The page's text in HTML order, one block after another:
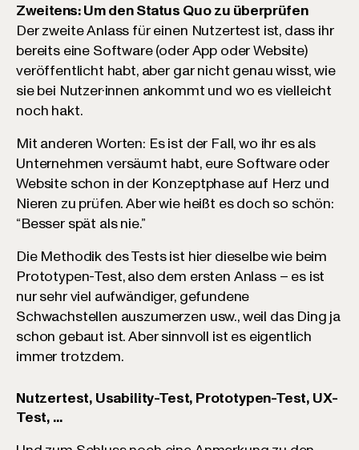
Zweitens: Um den Status Quo zu überprüfen
Der zweite Anlass für einen Nutzertest ist, dass ihr
bereits eine Software (oder App oder Website)
veröffentlicht habt, aber gar nicht genau wisst, wie
sie bei Nutzer·innen ankommt und wo es vielleicht
noch hakt.
Mit anderen Worten: Es ist der Fall, wo ihr es als
Unternehmen versäumt habt, eure Software oder
Website schon in der Konzeptphase auf Herz und
Nieren zu prüfen. Aber wie heißt es doch so schön:
“Besser spät als nie.”
Die Methodik des Tests ist hier dieselbe wie beim
Prototypen-Test, also dem ersten Anlass – es ist
nur sehr viel aufwändiger, gefundene
Schwachstellen auszumerzen usw., weil das Ding ja
schon gebaut ist. Aber sinnvoll ist es eigentlich
immer trotzdem.
Nutzertest, Usability-Test, Prototypen-Test, UX-
Test, ...